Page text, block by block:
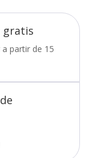
gratis
a partir de 15